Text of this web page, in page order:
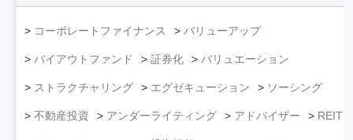
コーポレートファイナンス バリューアップ
バイアウトファンド 証券化 バリュエーション
ストラクチャリング エグゼキューション ソーシング
不動産投資 アンダーライティング アドバイザー REIT